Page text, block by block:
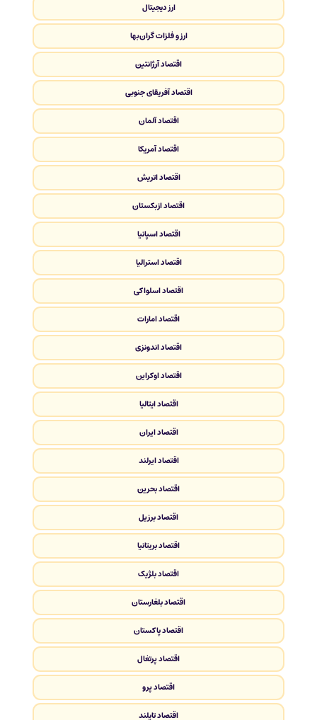
ارز دیجیتال
ارز و فلزات گران‌بها
اقتصاد آرژانتین
اقتصاد آفریقای جنوبی
اقتصاد آلمان
اقتصاد آمریکا
اقتصاد اتریش
اقتصاد ازبکستان
اقتصاد اسپانیا
اقتصاد استرالیا
اقتصاد اسلواکی
اقتصاد امارات
اقتصاد اندونزی
اقتصاد اوکراین
اقتصاد ایتالیا
اقتصاد ایران
اقتصاد ایرلند
اقتصاد بحرین
اقتصاد برزیل
اقتصاد بریتانیا
اقتصاد بلژیک
اقتصاد بلغارستان
اقتصاد پاکستان
اقتصاد پرتغال
اقتصاد پرو
اقتصاد تایلند